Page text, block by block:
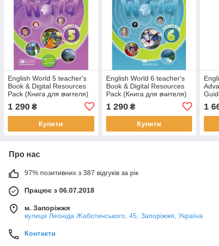
English World 5 teacher's
Book & Digital Resources
Pack (Книга для вчителя)
1 290 ₴
Купити
English World 6 teacher's
Book & Digital Resources
Pack (Книга для вчителя)
1 290₴
Купити
для
1
Про нас
97% позитивних з 387 відгуків за рік
Працює з 06.07.2018
м. Запоріжжя
вулиця Леоніда Жаботинського, 45, Запоріжжя, Україна
Контакти